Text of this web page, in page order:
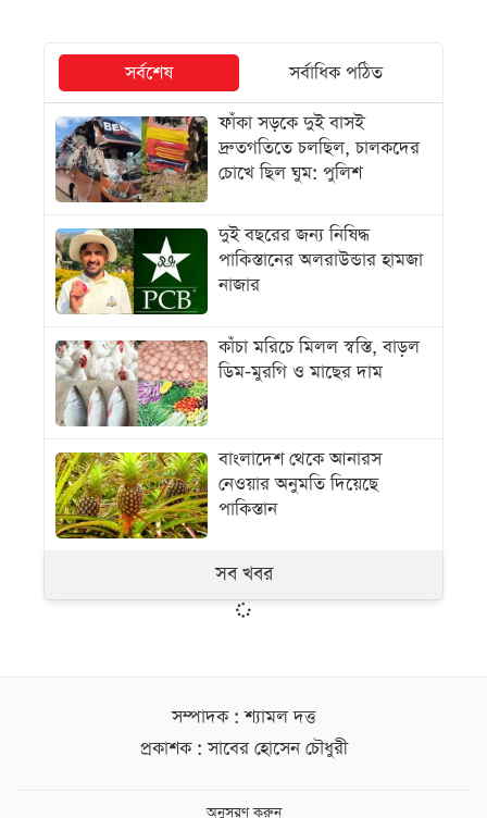
সর্বশেষ
সর্বাধিক পঠিত
ফাঁকা সড়কে দুই বাসই
দ্রুতগতিতে চলছিল, চালকদের
চোখে ছিল ঘুম: পুলিশ
দুই বছরের জন্য নিষিদ্ধ
পাকিস্তানের অলরাউন্ডার হামজা
নাজার
কাঁচা মরিচে মিলল স্বস্তি, বাড়ল
ডিম-মুরগি ও মাছের দাম
বাংলাদেশ থেকে আনারস
নেওয়ার অনুমতি দিয়েছে
পাকিস্তান
সব খবর
সম্পাদক : শ্যামল দত্ত
প্রকাশক : সাবের হোসেন চৌধুরী
অনুসরণ করুন